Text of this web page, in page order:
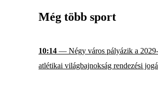
Még több sport
10:14 — Négy város pályázik a
atlétikai világbajnokság rendezési